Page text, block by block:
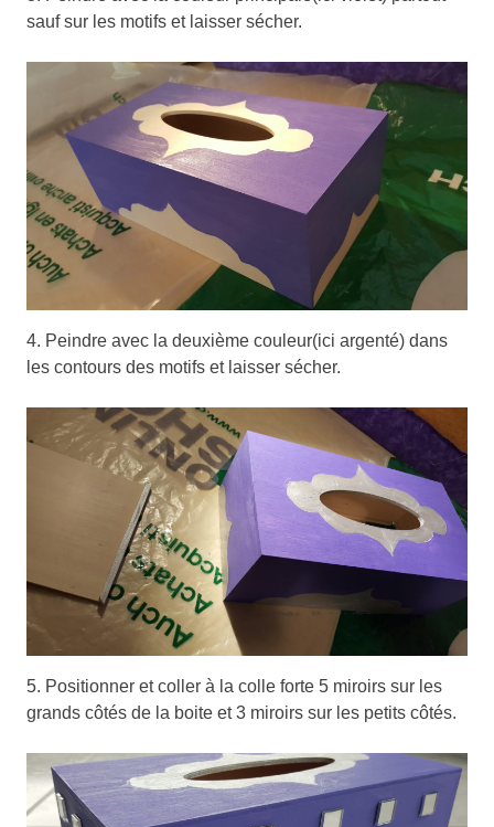
sauf sur les motifs et laisser sécher.
4. Peindre avec la deuxième couleur(ici argenté) dans
les contours des motifs et laisser sécher.
5. Positionner et coller à la colle forte 5 miroirs sur les
grands côtés de la boite et 3 miroirs sur les petits côtés.